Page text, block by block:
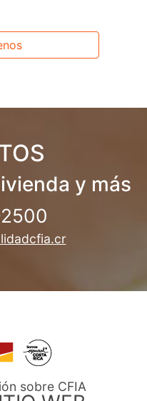
y más
sobre CFIA